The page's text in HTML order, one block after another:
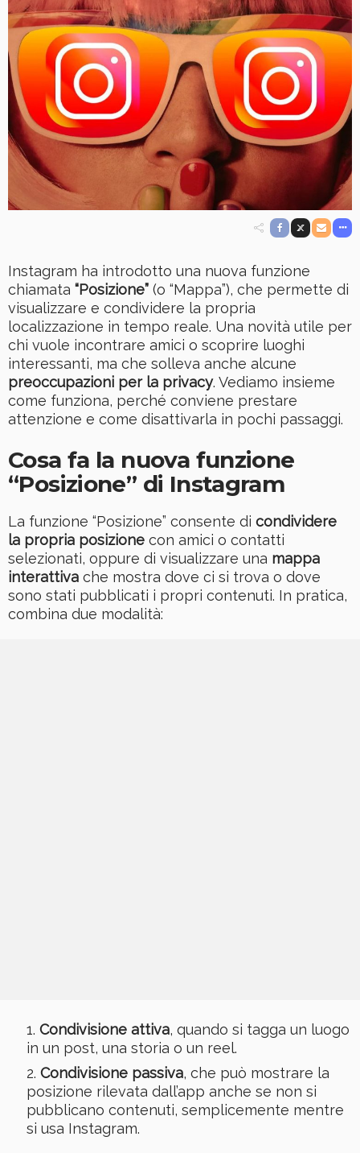
Instagram ha introdotto una nuova funzione
chiamata “Posizione” (o “Mappa”), che permette di
visualizzare e condividere la propria
localizzazione in tempo reale. Una novità utile per
chi vuole incontrare amici o scoprire luoghi
interessanti, ma che solleva anche alcune
preoccupazioni per la privacy. Vediamo insieme
come funziona, perché conviene prestare
attenzione e come disattivarla in pochi passaggi.
Cosa fa la nuova funzione
“Posizione” di Instagram
La funzione “Posizione” consente di condividere
la propria posizione con amici o contatti
selezionati, oppure di visualizzare una mappa
interattiva che mostra dove ci si trova o dove
sono stati pubblicati i propri contenuti. In pratica,
combina due modalità:
Condivisione attiva, quando si tagga un luogo
in un post, una storia o un reel.
Condivisione passiva, che può mostrare la
posizione rilevata dall’app anche se non si
pubblicano contenuti, semplicemente mentre
si usa Instagram.